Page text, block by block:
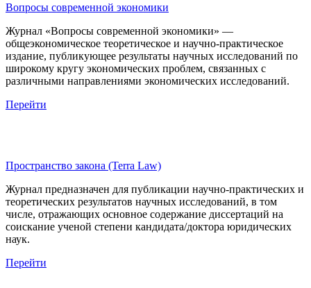
Вопросы современной экономики
Журнал «Вопросы современной экономики» —
общеэкономическое теоретическое и научно-практическое
издание, публикующее результаты научных исследований по
широкому кругу экономических проблем, связанных с
различными направлениями экономических исследований.
Перейти
Пространство закона (Terra Law)
Журнал предназначен для публикации научно-практических и
теоретических результатов научных исследований, в том
числе, отражающих основное содержание диссертаций на
соискание ученой степени кандидата/доктора юридических
наук.
Перейти